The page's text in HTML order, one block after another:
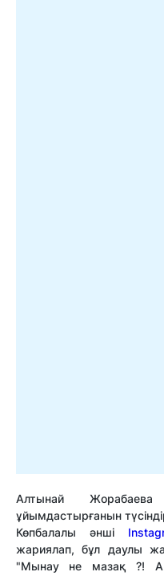
Алтынай
ұйымдастырғанын
Көпбалалы әнші
жариялап, бұл даулы
"Мынау не мазақ ?!